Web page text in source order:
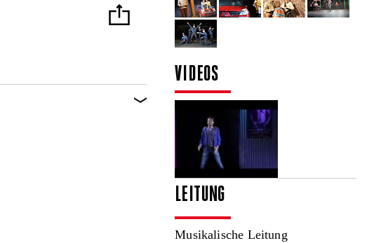
VIDEOS
LEITUNG
Musikalische Leitung